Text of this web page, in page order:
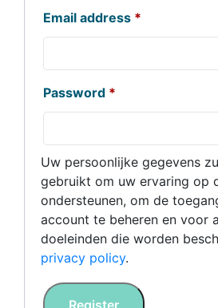
Email address *
Password *
Uw persoonlijke gegevens
gebruikt om uw ervaring op
ondersteunen, om de
account te beheren en voor
doeleinden die worden
privacy policy.
Register